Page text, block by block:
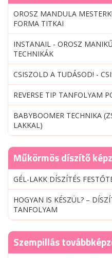
OROSZ MANDULA
FORMA TITKAI
INSTANAIL - OROSZ
TECHNIKÁK
CSISZOLD A TUDÁSOD! -
REVERSE TIP TANFOLYAM
BABYBOOMER TECHNIKA
LAKKAL)
Műkörmös díszítő
GÉL-LAKK DÍSZÍTÉS
HOGYAN IS KÉSZÜL? –
TANFOLYAM
Szempillás